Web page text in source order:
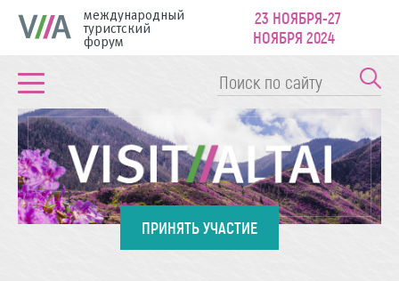
международный
туристский
форум
23 НОЯБРЯ-27
НОЯБРЯ 2024
ПРИНЯТЬ УЧАСТИЕ